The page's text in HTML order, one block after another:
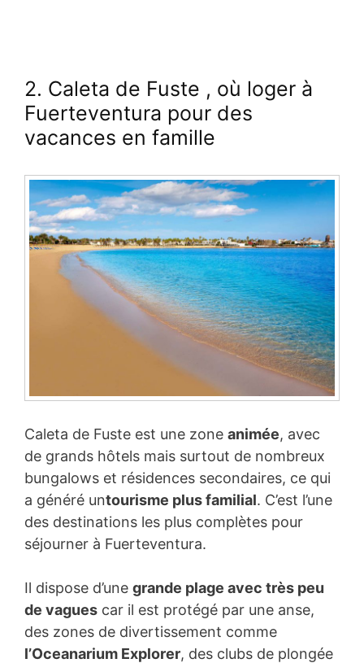
2. Caleta de Fuste , où loger à
Fuerteventura pour des
vacances en famille
Caleta de Fuste est une zone animée, avec
de grands hôtels mais surtout de nombreux
bungalows et résidences secondaires, ce qui
a généré untourisme plus familial. C’est l’une
des destinations les plus complètes pour
séjourner à Fuerteventura.
Il dispose d’une grande plage avec très peu
de vagues car il est protégé par une anse,
des zones de divertissement comme
l’Oceanarium Explorer, des clubs de plongée